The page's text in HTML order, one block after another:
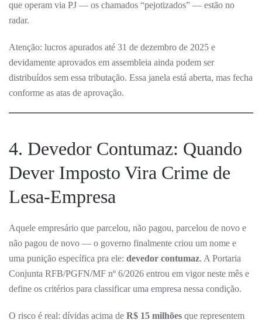
que operam via PJ — os chamados “pejotizados” — estão no
radar.
Atenção: lucros apurados até 31 de dezembro de 2025 e
devidamente aprovados em assembleia ainda podem ser
distribuídos sem essa tributação. Essa janela está aberta, mas fecha
conforme as atas de aprovação.
4. Devedor Contumaz: Quando
Dever Imposto Vira Crime de
Lesa-Empresa
Aquele empresário que parcelou, não pagou, parcelou de novo e
não pagou de novo — o governo finalmente criou um nome e
uma punição específica pra ele: devedor contumaz. A Portaria
Conjunta RFB/PGFN/MF nº 6/2026 entrou em vigor neste mês e
define os critérios para classificar uma empresa nessa condição.
O risco é real: dívidas acima de R$ 15 milhões que representem